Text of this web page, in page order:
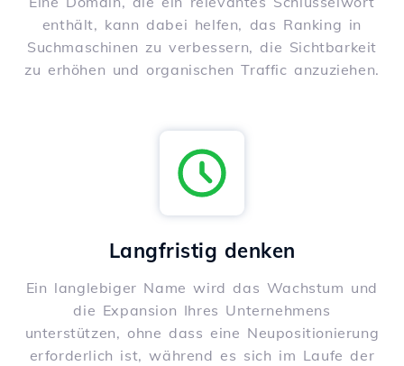
enthält, kann dabei helfen, das Ranking in
Suchmaschinen zu verbessern, die Sichtbarkeit
zu erhöhen und organischen Traffic anzuziehen.
Langfristig denken
Ein langlebiger Name wird das Wachstum und
die Expansion Ihres Unternehmens
unterstützen, ohne dass eine Neupositionierung
erforderlich ist, während es sich im Laufe der